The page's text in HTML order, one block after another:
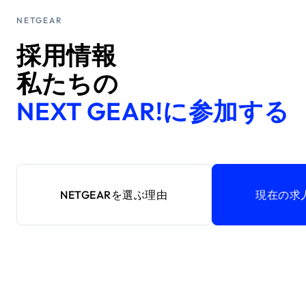
NETGEAR
採用情報
私たちの
NEXT GEAR!に参加する
NETGEARを選ぶ理由 現在の求